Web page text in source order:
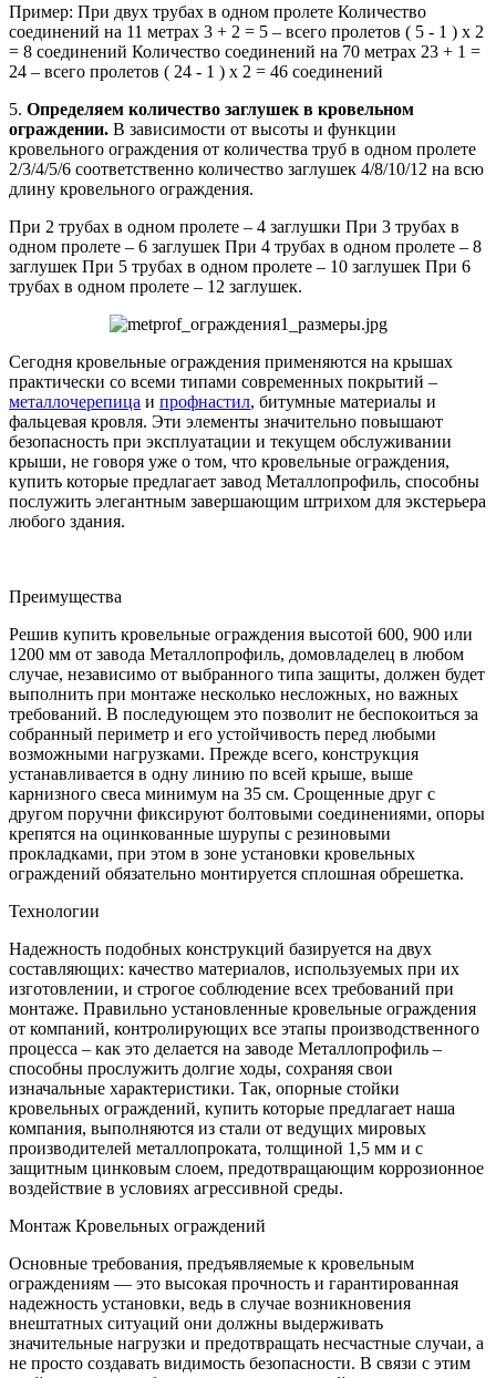
Пример: При двух трубах в одном пролете Количество
соединений на 11 метрах 3 + 2 = 5 – всего пролетов ( 5 - 1 ) х 2
= 8 соединений Количество соединений на 70 метрах 23 + 1 =
24 – всего пролетов ( 24 - 1 ) х 2 = 46 соединений
5. Определяем количество заглушек в кровельном
ограждении. В зависимости от высоты и функции
кровельного ограждения от количества труб в одном пролете
2/3/4/5/6 соответственно количество заглушек 4/8/10/12 на всю
длину кровельного ограждения.
При 2 трубах в одном пролете – 4 заглушки При 3 трубах в
одном пролете – 6 заглушек При 4 трубах в одном пролете – 8
заглушек При 5 трубах в одном пролете – 10 заглушек При 6
трубах в одном пролете – 12 заглушек.
Сегодня кровельные ограждения применяются на крышах
практически со всеми типами современных покрытий –
металлочерепица и профнастил, битумные материалы и
фальцевая кровля. Эти элементы значительно повышают
безопасность при эксплуатации и текущем обслуживании
крыши, не говоря уже о том, что кровельные ограждения,
купить которые предлагает завод Металлопрофиль, способны
послужить элегантным завершающим штрихом для экстерьера
любого здания.
Преимущества
Решив купить кровельные ограждения высотой 600, 900 или
1200 мм от завода Металлопрофиль, домовладелец в любом
случае, независимо от выбранного типа защиты, должен будет
выполнить при монтаже несколько несложных, но важных
требований. В последующем это позволит не беспокоиться за
собранный периметр и его устойчивость перед любыми
возможными нагрузками. Прежде всего, конструкция
устанавливается в одну линию по всей крыше, выше
карнизного свеса минимум на 35 см. Срощенные друг с
другом поручни фиксируют болтовыми соединениями, опоры
крепятся на оцинкованные шурупы с резиновыми
прокладками, при этом в зоне установки кровельных
ограждений обязательно монтируется сплошная обрешетка.
Технологии
Надежность подобных конструкций базируется на двух
составляющих: качество материалов, используемых при их
изготовлении, и строгое соблюдение всех требований при
монтаже. Правильно установленные кровельные ограждения
от компаний, контролирующих все этапы производственного
процесса – как это делается на заводе Металлопрофиль –
способны прослужить долгие ходы, сохраняя свои
изначальные характеристики. Так, опорные стойки
кровельных ограждений, купить которые предлагает наша
компания, выполняются из стали от ведущих мировых
производителей металлопроката, толщиной 1,5 мм и с
защитным цинковым слоем, предотвращающим коррозионное
воздействие в условиях агрессивной среды.
Монтаж Кровельных ограждений
Основные требования, предъявляемые к кровельным
ограждениям — это высокая прочность и гарантированная
надежность установки, ведь в случае возникновения
внештатных ситуаций они должны выдерживать
значительные нагрузки и предотвращать несчастные случаи, а
не просто создавать видимость безопасности. В связи с этим